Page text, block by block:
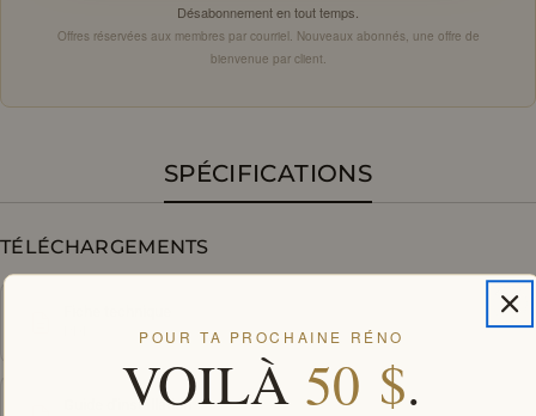
Désabonnement en tout temps.
Offres réservées aux membres par courriel. Nouveaux abonnés, une offre de
bienvenue par client.
SPÉCIFICATIONS
TÉLÉCHARGEMENTS
Guide d'installation
POUR TA PROCHAINE RÉNO
VOILÀ 50 $.